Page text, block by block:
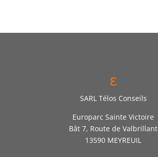
ε
SARL Télos Conseils
Europarc Sainte Victoire
Bât 7, Route de Valbrillant
13590 MEYREUIL